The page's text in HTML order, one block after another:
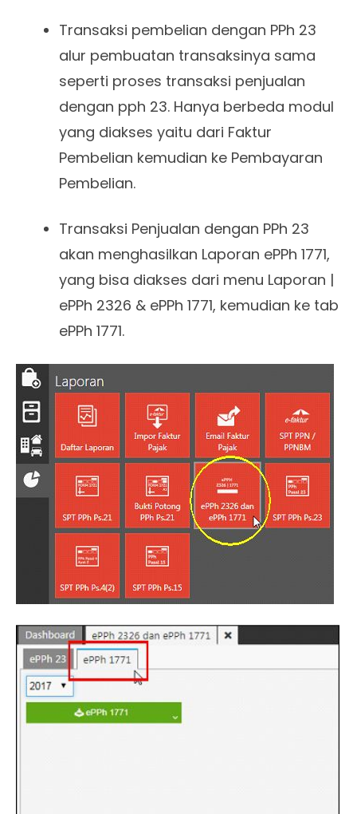
Transaksi pembelian dengan PPh 23
alur pembuatan transaksinya sama
seperti proses transaksi penjualan
dengan pph 23. Hanya berbeda modul
yang diakses yaitu dari Faktur
Pembelian kemudian ke Pembayaran
Pembelian.
Transaksi Penjualan dengan PPh 23
akan menghasilkan Laporan ePPh 1771,
yang bisa diakses dari menu Laporan |
ePPh 2326 & ePPh 1771, kemudian ke tab
ePPh 1771.